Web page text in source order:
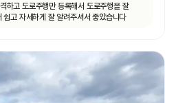
하고 도로주행만 등록해서 도로주행을 잘
고 자세하게 잘 알려주셔서 좋았습니다